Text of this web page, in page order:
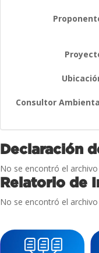
Consultor
Declaración
No se encontró el
Relatorio de
No se encontró el